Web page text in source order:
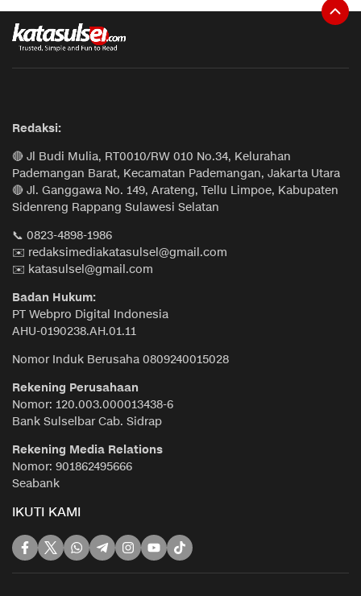
Redaksi:
🔴 Jl Budi Mulia, RT0010/RW 010 No.34, Kelurahan
Pademangan Barat, Kecamatan Pademangan, Jakarta Utara
🔴 Jl. Ganggawa No. 149, Arateng, Tellu Limpoe, Kabupaten
Sidenreng Rappang Sulawesi Selatan
📞 0823-4898-1986
✉️ redaksimediakatasulsel@gmail.com
✉️ katasulsel@gmail.com
Badan Hukum:
PT Webpro Digital Indonesia
AHU-0190238.AH.01.11
Nomor Induk Berusaha 0809240015028
Rekening Perusahaan
Nomor: 120.003.000013438-6
Bank Sulselbar Cab. Sidrap
Rekening Media Relations
Nomor: 901862495666
Seabank
IKUTI KAMI